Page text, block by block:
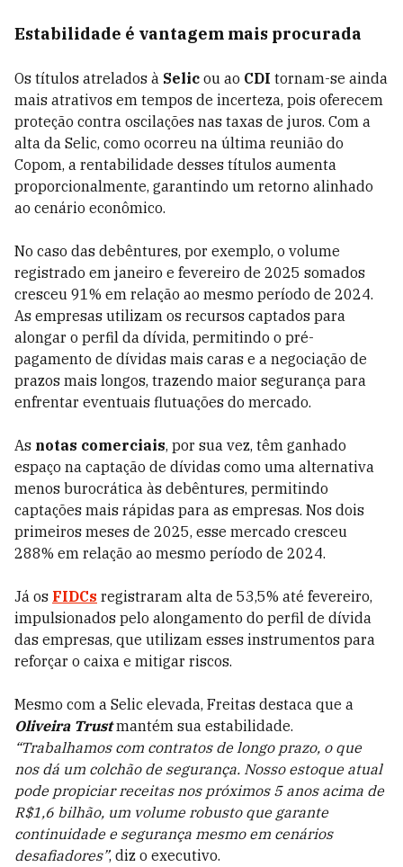
Estabilidade é vantagem mais procurada
Os títulos atrelados à Selic ou ao CDI tornam-se ainda
mais atrativos em tempos de incerteza, pois oferecem
proteção contra oscilações nas taxas de juros. Com a
alta da Selic, como ocorreu na última reunião do
Copom, a rentabilidade desses títulos aumenta
proporcionalmente, garantindo um retorno alinhado
ao cenário econômico.
No caso das debêntures, por exemplo, o volume
registrado em janeiro e fevereiro de 2025 somados
cresceu 91% em relação ao mesmo período de 2024.
As empresas utilizam os recursos captados para
alongar o perfil da dívida, permitindo o pré-
pagamento de dívidas mais caras e a negociação de
prazos mais longos, trazendo maior segurança para
enfrentar eventuais flutuações do mercado.
As notas comerciais, por sua vez, têm ganhado
espaço na captação de dívidas como uma alternativa
menos burocrática às debêntures, permitindo
captações mais rápidas para as empresas. Nos dois
primeiros meses de 2025, esse mercado cresceu
288% em relação ao mesmo período de 2024.
Já os FIDCs registraram alta de 53,5% até fevereiro,
impulsionados pelo alongamento do perfil de dívida
das empresas, que utilizam esses instrumentos para
reforçar o caixa e mitigar riscos.
Mesmo com a Selic elevada, Freitas destaca que a
Oliveira Trustmantém sua estabilidade.
“Trabalhamos com contratos de longo prazo, o que
nos dá um colchão de segurança. Nosso estoque atual
pode propiciar receitas nos próximos 5 anos acima de
R$1,6 bilhão, um volume robusto que garante
continuidade e segurança mesmo em cenários
desafiadores”, diz o executivo.